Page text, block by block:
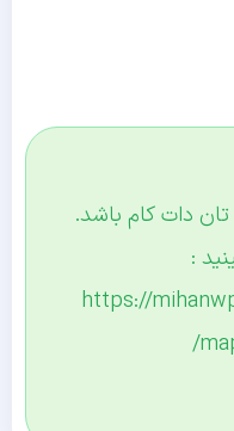
تان دات کام باشد.
:
https://